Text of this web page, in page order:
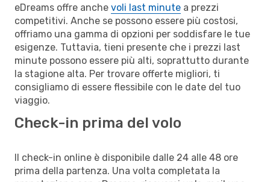
eDreams offre anche voli last minute a prezzi
competitivi. Anche se possono essere più costosi,
offriamo una gamma di opzioni per soddisfare le tue
esigenze. Tuttavia, tieni presente che i prezzi last
minute possono essere più alti, soprattutto durante
la stagione alta. Per trovare offerte migliori, ti
consigliamo di essere flessibile con le date del tuo
viaggio.
Check-in prima del volo
Il check-in online è disponibile dalle 24 alle 48 ore
prima della partenza. Una volta completata la